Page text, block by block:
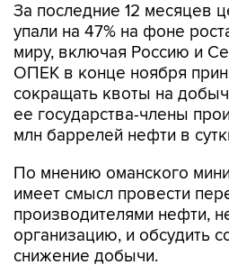
За последние 12 месяцев
упали на 47% на фоне
миру, включая Россию и
ОПЕК в конце ноября
сокращать квоты на
ее государства-члены
млн баррелей нефти в
По мнению оманского
имеет смысл провести
производителями нефти,
организацию, и обсудить
снижение добычи.